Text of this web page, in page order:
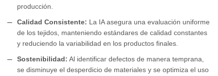
producción.
Calidad Consistente: La IA asegura una evaluación uniforme
de los tejidos, manteniendo estándares de calidad constantes
y reduciendo la variabilidad en los productos finales.
Sostenibilidad: Al identificar defectos de manera temprana,
se disminuye el desperdicio de materiales y se optimiza el uso